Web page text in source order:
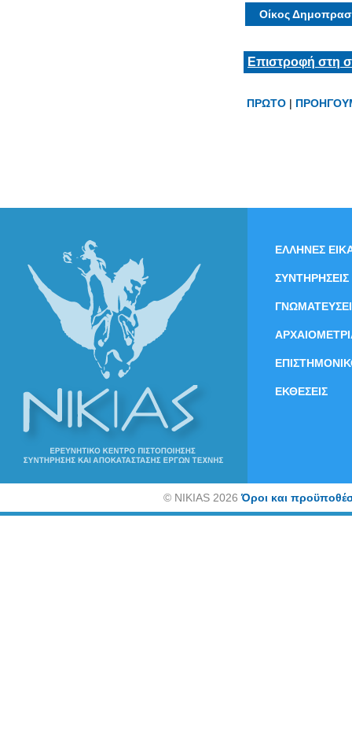
Οίκος
Επιστροφή στη
ΠΡΩΤΟ |
ΕΛΛΗΝΕΣ
ΣΥΝΤΗΡΗΣΕΙΣ
ΕΚΘΕΣΕΙΣ
©NIKIAS 2026Όροι και